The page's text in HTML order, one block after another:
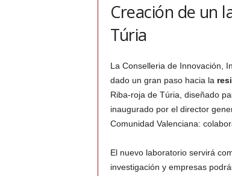
Creación de un
Túria
La Conselleria de Innovación,
dado un gran paso hacia la
Riba-roja de Túria, diseñado
inaugurado por el director
Comunidad Valenciana:
El nuevo laboratorio servirá
investigación y empresas